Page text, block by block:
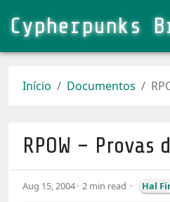
Cypherpunks
Início Documentos
RPOW –
Aug 15, 2004 2 min read Hal